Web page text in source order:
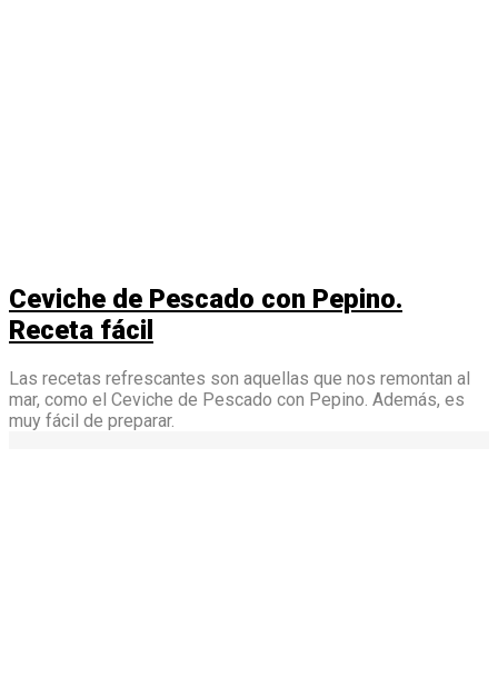
Ceviche de Pescado con Pepino.
Receta fácil
Las recetas refrescantes son aquellas que nos remontan al
mar, como el Ceviche de Pescado con Pepino. Además, es
muy fácil de preparar.